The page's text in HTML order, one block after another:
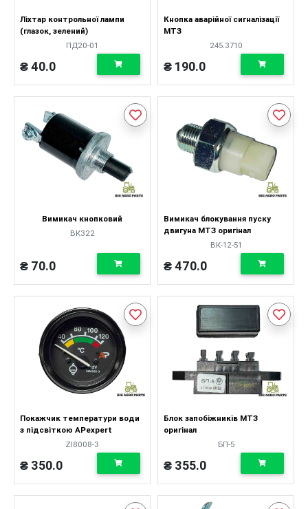
Ліхтар контрольної лампи
(глазок, зелений)
ПД20-01
₴ 40.0
Кнопка аварійної сигналізації
МТЗ
245.3710
₴ 190.0
Вимикач кнопковий
ВК322
₴ 70.0
Вимикач блокування пуску
двигуна МТЗ оригінал
ВК-12-51
₴ 470.0
Покажчик температури води
з підсвіткою APexpert
ZI8008-3
₴ 350.0
Блок запобіжників МТЗ
оригінал
БП-5
₴ 355.0